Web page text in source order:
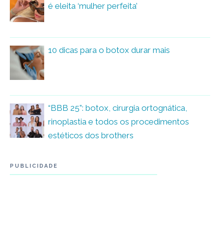
é eleita ‘mulher perfeita’
10 dicas para o botox durar mais
“BBB 25”: botox, cirurgia ortognática,
rinoplastia e todos os procedimentos
estéticos dos brothers
PUBLICIDADE